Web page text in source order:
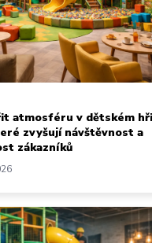
atmosféru v dětském
zvyšují návštěvnost a
zákazníků